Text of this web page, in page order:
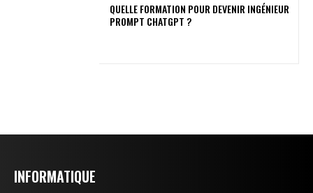
QUELLE FORMATION POUR DEVENIR INGÉNIEUR
PROMPT CHATGPT ?
INFORMATIQUE